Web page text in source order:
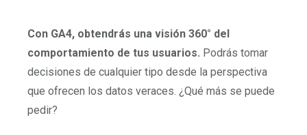
Con GA4, obtendrás una visión 360° del
comportamiento de tus usuarios. Podrás tomar
decisiones de cualquier tipo desde la perspectiva
que ofrecen los datos veraces. ¿Qué más se puede
pedir?